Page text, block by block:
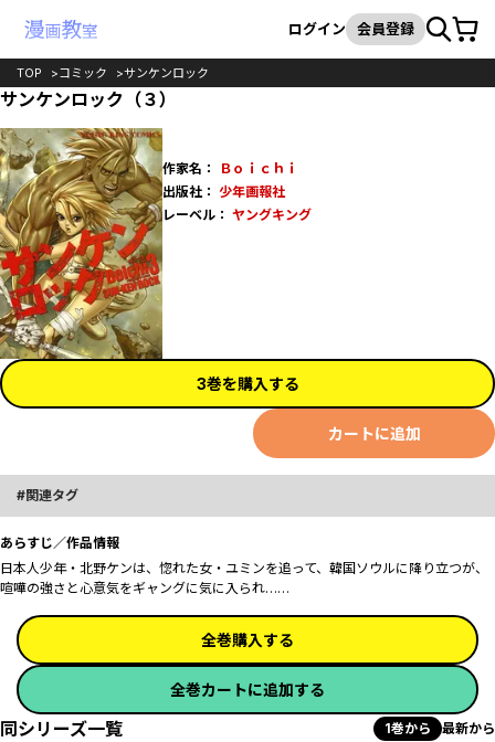
検索
ログイン 会員登録カート
TOP コミック サンケンロック
サンケンロック（３）
作家名：
Ｂｏｉｃｈｉ
出版社： 少年画報社
レーベル： ヤングキング
3巻を購入する
カートに追加
関連タグ
あらすじ／作品情報
日本人少年・北野ケンは、惚れた女・ユミンを追って、韓国ソウルに降り立つが、
喧嘩の強さと心意気をギャングに気に入られ……
全巻購入する
全巻カートに追加する
同シリーズ一覧 1巻から 最新から